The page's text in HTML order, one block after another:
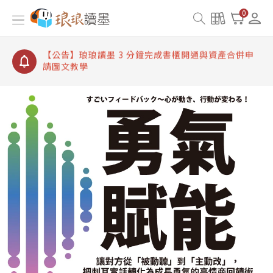
0
【公告】琅琅讀墨書櫃開通常見問題
【公告】琅琅讀墨 3 分鐘完成書櫃開通與資產合併申
【公告】琅琅書店服務升級重要說明及資產合併結果
查詢